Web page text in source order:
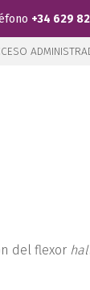
+34 629
del flexor